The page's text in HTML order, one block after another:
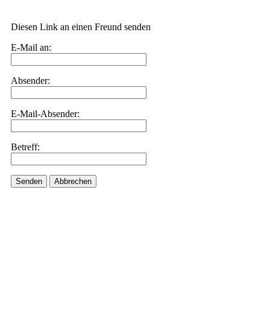
Diesen Link an einen Freund senden
E-Mail an:
Absender:
E-Mail-Absender:
Betreff:
Senden Abbrechen